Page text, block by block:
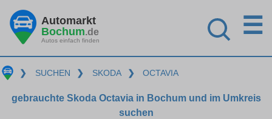
Automarkt
Bochum.de
Autos einfach finden
☰
❯ SUCHEN ❯ SKODA ❯ OCTAVIA
gebrauchte Skoda Octavia in Bochum und im Umkreis
suchen